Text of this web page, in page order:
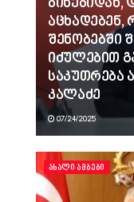
ბინებიდან,
აცხადებენ,
შენობებში
იძულებით
საკუთრება
კალაძე
07/24/2025
ᲐᲮᲐᲚᲘ ᲐᲛᲑᲔᲑᲘ